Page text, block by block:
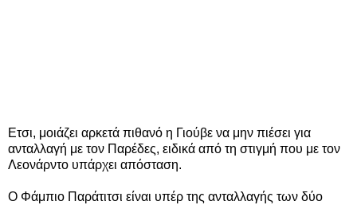
Ετσι, μοιάζει αρκετά πιθανό η Γιούβε να μην πιέσει για
ανταλλαγή με τον Παρέδες, ειδικά από τη στιγμή που με τον
Λεονάρντο υπάρχει απόσταση.
Ο Φάμπιο Παράτιτσι είναι υπέρ της ανταλλαγής των δύο